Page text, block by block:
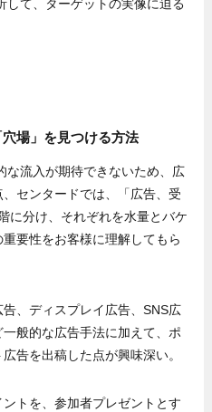
して、ターゲットの実像に迫る
場」を見つける方法
な流入が期待できないため、広
センタードでは、「広告、受
に分け、それぞれを水量とバケ
要性をお客様に理解してもら
、ディスプレイ広告、SNS広
般的な広告手法に加えて、ポ
告を出稿した点が興味深い。
ントを、参加者プレゼントとす